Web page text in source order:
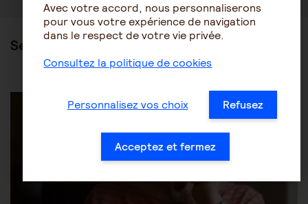
Ses articles
Category:
Autres pathologies
Avec votre accord, nous personnaliserons
pour vous votre expérience de navigation
dans le respect de votre vie privée.
Consultez la politique de cookies
Personnalisez vos choix Refusez
Acceptez et fermez